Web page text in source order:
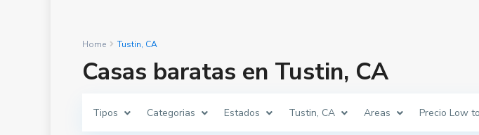
Home Tustin, CA
Casas baratas en Tustin, CA
Tipos Categorias Estados Tustin, CA Areas Precio Low